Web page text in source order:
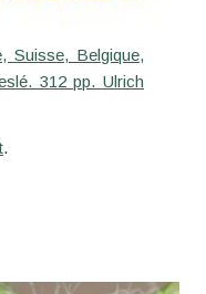
Suisse, Belgique,
312 pp. Ulrich
.